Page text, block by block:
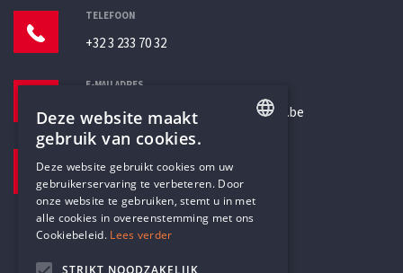
TELEFOON
+32 3 233 70 32
E-MAILADRES
secretariaat@humanistischverbond.be
Pottenbrug 4
Antwerpen, 2000
DUTCH
Deze website maakt
gebruik van cookies.
Deze website gebruikt cookies om uw
gebruikerservaring te verbeteren. Door
onze website te gebruiken, stemt u in met
alle cookies in overeenstemming met ons
Cookiebeleid. Lees verder
STRIKT NOODZAKELIJK